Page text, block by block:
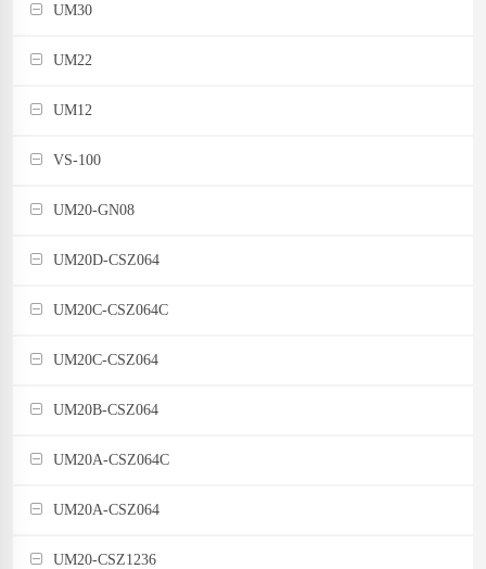
UM30
UM22
UM12
VS-100
UM20-GN08
UM20D-CSZ064
UM20C-CSZ064C
UM20C-CSZ064
UM20B-CSZ064
UM20A-CSZ064C
UM20A-CSZ064
UM20-CSZ1236